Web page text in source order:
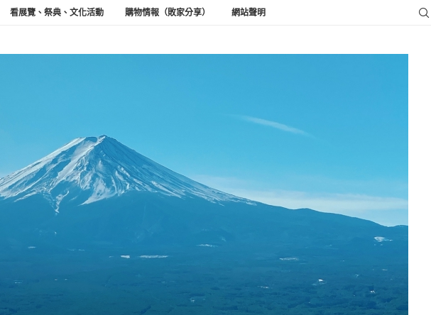
看展覽、祭典、文化活動 購物情報（敗家分享） 網站聲明